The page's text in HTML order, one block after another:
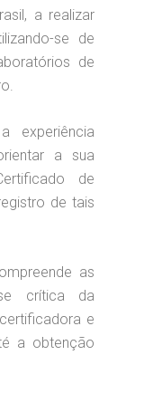
a realizar
se de
de
experiência
a sua
de
de tais
as
crítica da
e
a obtenção